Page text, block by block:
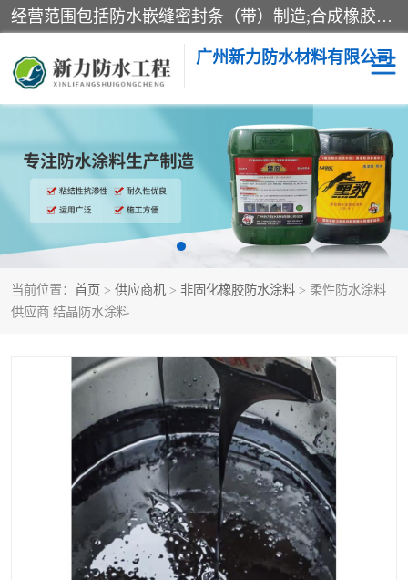
经营范围包括防水嵌缝密封条（带）制造;合成橡胶制造（监控化学品、危险化学品除外）;沥青混合物制造;防水胶粘带制造;其他合成材料制造（监控化学品、危险化学品除外）;涂料制造（监控化学品、危险化学品除外）;建筑结构防水补漏;防水建筑材料制造;粘合剂制造（监控化学品、危险化学品除外）;涂料零售;广州新力防水材料有限公司具有1处分支机构。
广州新力防水材料有限公司
当前位置： 首页 > 供应商机 > 非固化橡胶防水涂料 > 柔性防水涂料
供应商 结晶防水涂料
黑豹防水胶 建筑108胶水
乳化沥青防水涂料 自粘卷材
非固化橡胶防水涂料